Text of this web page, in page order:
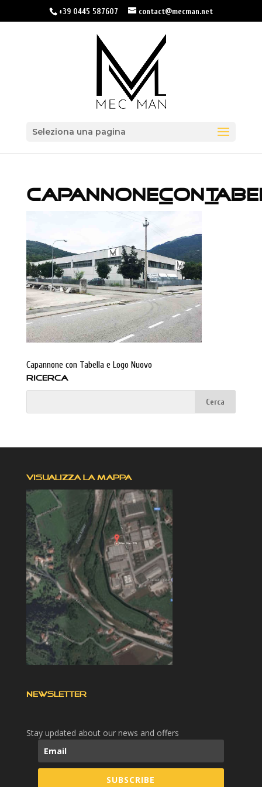
+39 0445 587607 contact@mecman.net
Seleziona una pagina
Capannone con Tabella e Logo Nuovo
RICERCA
VISUALIZZA LA MAPPA
NEWSLETTER
Stay updated about our news and offers
SUBSCRIBE